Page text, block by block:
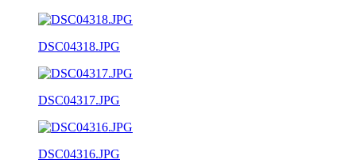
DSC04318.JPG
DSC04317.JPG
DSC04316.JPG